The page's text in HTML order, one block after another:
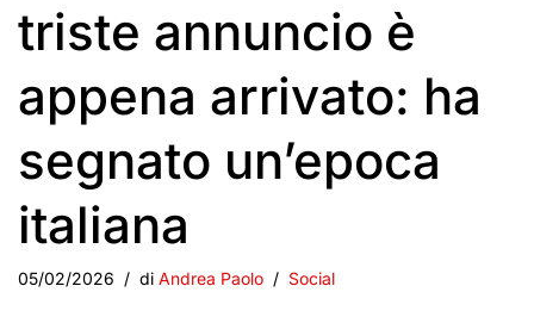
triste annuncio è
appena arrivato: ha
segnato un’epoca
italiana
05/02/2026 di Andrea Paolo Social